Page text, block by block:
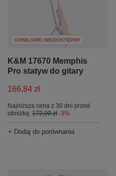
CHWILOWO NIEDOSTĘPNY
K&M 17670 Memphis
Pro statyw do gitary
166,84 zł
Najniższa cena z 30 dni przed
obniżką: 172,00 zł -3%
+ Dodaj do porównania